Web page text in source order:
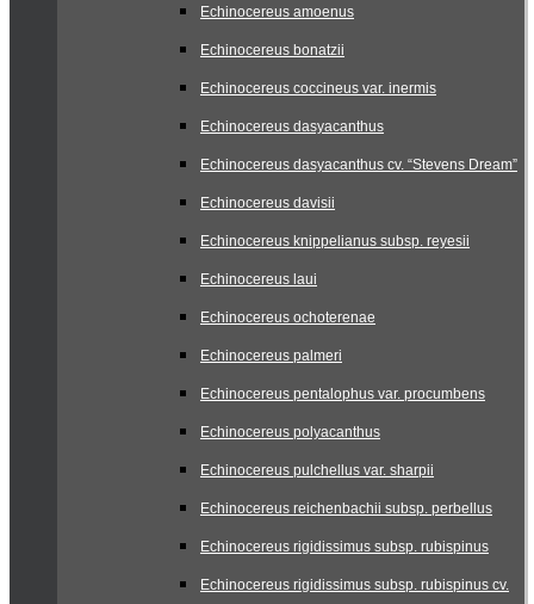
Echinocereus amoenus
Echinocereus bonatzii
Echinocereus coccineus var. inermis
Echinocereus dasyacanthus
Echinocereus dasyacanthus cv. “Stevens Dream”
Echinocereus davisii
Echinocereus knippelianus subsp. reyesii
Echinocereus laui
Echinocereus ochoterenae
Echinocereus palmeri
Echinocereus pentalophus var. procumbens
Echinocereus polyacanthus
Echinocereus pulchellus var. sharpii
Echinocereus reichenbachii subsp. perbellus
Echinocereus rigidissimus subsp. rubispinus
Echinocereus rigidissimus subsp. rubispinus cv.